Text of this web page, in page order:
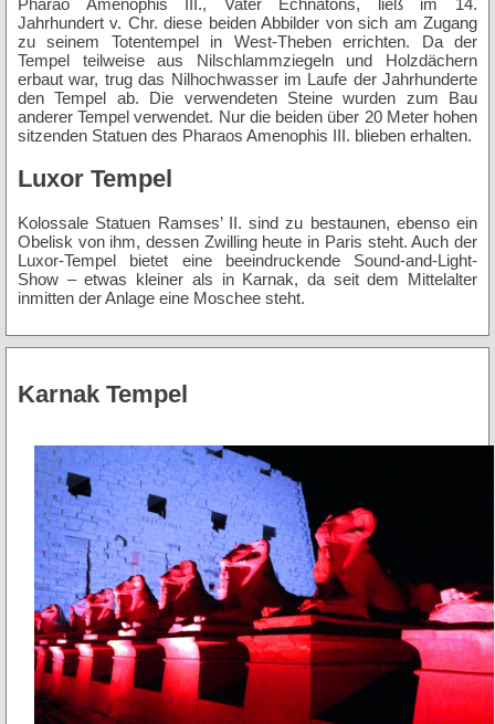
Jahrhundert v. Chr. diese beiden Abbilder von sich am Zugang
zu seinem Totentempel in West-Theben errichten. Da der
Tempel teilweise aus Nilschlammziegeln und Holzdächern
erbaut war, trug das Nilhochwasser im Laufe der Jahrhunderte
den Tempel ab. Die verwendeten Steine wurden zum Bau
anderer Tempel verwendet. Nur die beiden über 20 Meter hohen
sitzenden Statuen des Pharaos Amenophis III. blieben erhalten.
Luxor Tempel
Kolossale Statuen Ramses’ II. sind zu bestaunen, ebenso ein
Obelisk von ihm, dessen Zwilling heute in Paris steht. Auch der
Luxor-Tempel bietet eine beeindruckende Sound-and-Light-
Show – etwas kleiner als in Karnak, da seit dem Mittelalter
inmitten der Anlage eine Moschee steht.
Karnak Tempel